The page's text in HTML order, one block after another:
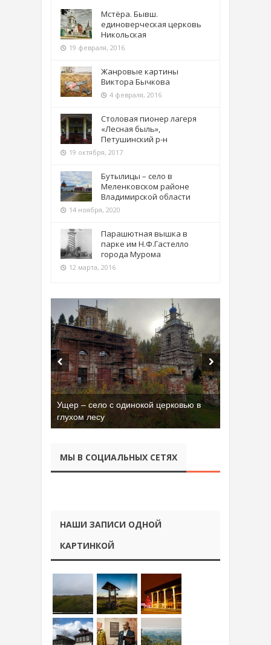
Мстёра. Бывш.
единоверческая церковь
Никольская
19 февраля, 2016
Жанровые картины
Виктора Бычкова
4 февраля, 2016
Столовая пионер лагеря
«Лесная быль»,
Петушинский р-н
19 октября, 2017
Бутылицы – село в
Меленковском районе
Владимирской области
14 ноября, 2020
Парашютная вышка в
парке им Н.Ф.Гастелло
города Мурома
12 марта, 2016
Ущер – село с одинокой церковью в
глухом лесу
Бывшая танковая часть имени Сухэ-
Батора во Владимире
МЫ В СОЦИАЛЬНЫХ СЕТЯХ
НАШИ ЗАПИСИ ОДНОЙ
КАРТИНКОЙ